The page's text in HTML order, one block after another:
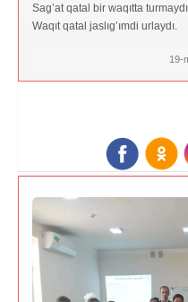
Sag’at qatal bir waqıtta
Waqıt qatal jaslıg’ımdi urlaydı.
19-